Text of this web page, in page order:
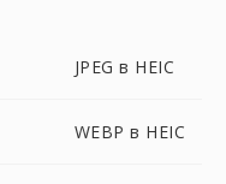
JPEG в HEIC
WEBP в HEIC